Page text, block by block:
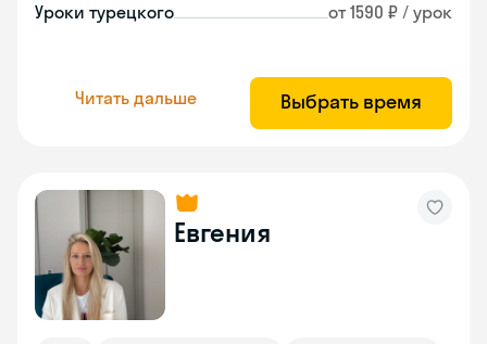
Уроки турецкого от 1590 ₽ / урок
Читать дальше Выбрать время
Евгения